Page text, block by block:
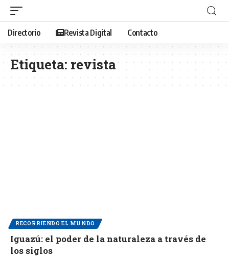
Directorio Revista Digital Contacto
Etiqueta: revista
RECORRIENDO EL MUNDO
Iguazú: el poder de la naturaleza a través de
los siglos